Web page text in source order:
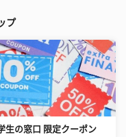
プ
生の窓口 限定クーポン